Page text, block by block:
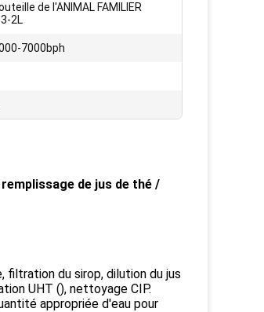
de l'ANIMAL FAMILIER
2L
7000bph
de jus de thé /
filtration du sirop, dilution du jus
UHT (), nettoyage CIP.
appropriée d'eau pour